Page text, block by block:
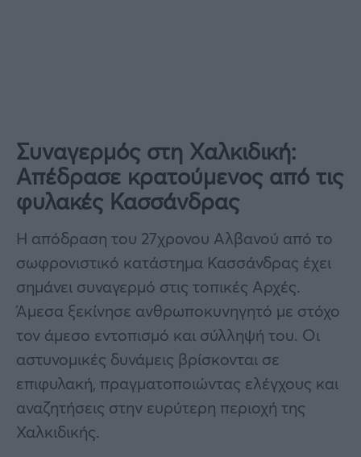
Συναγερμός στη Χαλκιδική:
Απέδρασε κρατούμενος από τις
φυλακές Κασσάνδρας
Η απόδραση του 27χρονου Αλβανού από το
σωφρονιστικό κατάστημα Κασσάνδρας έχει
σημάνει συναγερμό στις τοπικές Αρχές.
Άμεσα ξεκίνησε ανθρωποκυνηγητό με στόχο
τον άμεσο εντοπισμό και σύλληψή του. Οι
αστυνομικές δυνάμεις βρίσκονται σε
επιφυλακή, πραγματοποιώντας ελέγχους και
αναζητήσεις στην ευρύτερη περιοχή της
Χαλκιδικής.